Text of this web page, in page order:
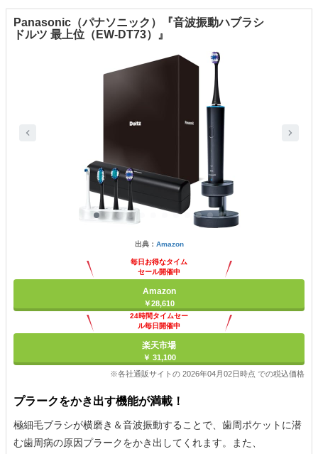
Panasonic（パナソニック）『音波振動ハブラシ
ドルツ 最上位（EW-DT73）』
出典： Amazon
毎日お得なタイム
セール開催中
Amazon
￥28,610
24時間タイムセー
ル毎日開催中
楽天市場
￥ 31,100
※各社通販サイトの 2026年04月02日時点 での税込価格
プラークをかき出す機能が満載！
極細毛ブラシが横磨き＆音波振動することで、歯周ポケットに潜
む歯周病の原因プラークをかき出してくれます。また、